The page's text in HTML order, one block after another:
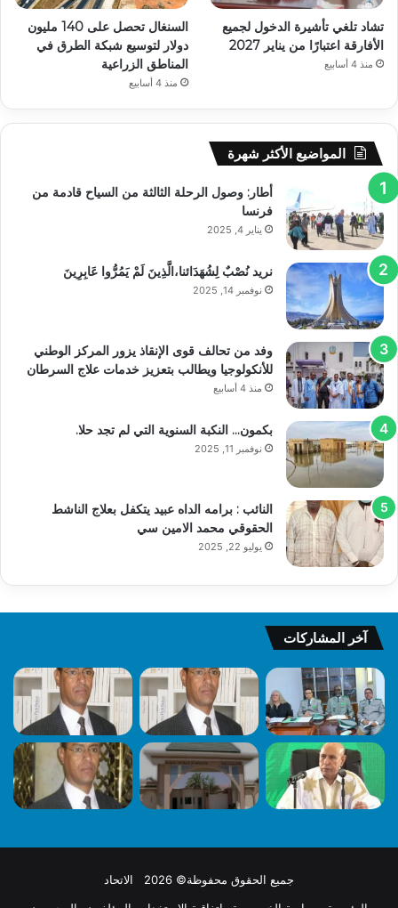
تشاد تلغي تأشيرة الدخول لجميع
الأفارقة اعتبارًا من يناير 2027
منذ 4 أسابيع
السنغال تحصل على 140 مليون
دولار لتوسيع شبكة الطرق في
المناطق الزراعية
منذ 4 أسابيع
المواضيع الأكثر شهرة
أطار: وصول الرحلة الثالثة من السياح قادمة من
فرنسا
يناير 4, 2025
نريد نُصْبٌ لِشُهَدَائنا،الَّذِينَ لَمْ يَمُرُّوا عَابِرِينَ
نوفمبر 14, 2025
وفد من تحالف قوى الإنقاذ يزور المركز الوطني
للأنكولوجيا ويطالب بتعزيز خدمات علاج السرطان
منذ 4 أسابيع
بكمون… النكبة السنوية التي لم تجد حلا.
نوفمبر 11, 2025
النائب : برامه الداه عبيد يتكفل بعلاج الناشط
الحقوقي محمد الامين سي
يوليو 22, 2025
آخر المشاركات
جميع الحقوق محفوظة© 2026 الاتحاد